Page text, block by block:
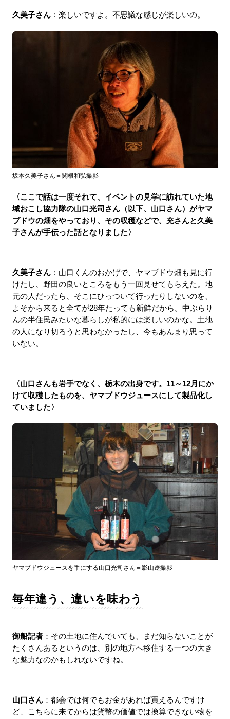
久美子さん：楽しいですよ。不思議な感じが楽しいの。
坂本久美子さん＝関根和弘撮影
〈ここで話は一度それて、イベントの見学に訪れていた地
域おこし協力隊の山口光司さん（以下、山口さん）がヤマ
ブドウの畑をやっており、その収穫などで、充さんと久美
子さんが手伝った話となりました〉
久美子さん：山口くんのおかげで、ヤマブドウ畑も見に行
けたし、野田の良いところをもう一回見せてもらえた。地
元の人だったら、そこにひっついて行ったりしないのを、
よそから来ると全てが28年たっても新鮮だから。中ぶらり
んの半住民みたいな暮らしが私的には楽しいのかな。土地
の人になり切ろうと思わなかったし、今もあんまり思って
いない。
〈山口さんも岩手でなく、栃木の出身です。11～12月にか
けて収穫したものを、ヤマブドウジュースにして製品化し
ていました〉
ヤマブドウジュースを手にする山口光司さん＝影山遼撮影
毎年違う、違いを味わう
御船記者：その土地に住んでいても、まだ知らないことが
たくさんあるというのは、別の地方へ移住する一つの大き
な魅力なのかもしれないですね。
山口さん：都会では何でもお金があれば買えるんですけ
ど、こちらに来てからは貨幣の価値では換算できない物を